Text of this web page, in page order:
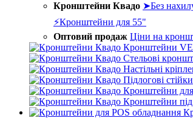
Кронштейни Квадо ➤Без
⚡Кронштейни для 55"
Оптовий продаж Ціни на
Кронштейни
Стельові
Настільні
Підлогові стійки
Кронштейни для
Кронштейни